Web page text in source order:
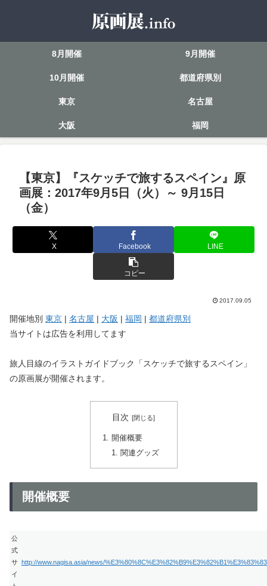
8月開催 9月開催
10月開催 都道府県別
東京 名古屋
大阪 福岡
【東京】『スケッチで旅するスペイン』原
画展：2017年9月5日（火）～ 9月15日
（金）
X Facebook LINE
コピー
2017.09.05
開催地別 東京 | 名古屋 | 大阪 | 福岡 | 都道府県別
当サイトは広告を利用してます
旅人目線のイラストガイドブック「スケッチで旅するスペイン」
の原画展が開催されます。
目次
開催概要
関連グッズ
開催概要
公
式
サ
イ
http://www.nagisa.asia/news/